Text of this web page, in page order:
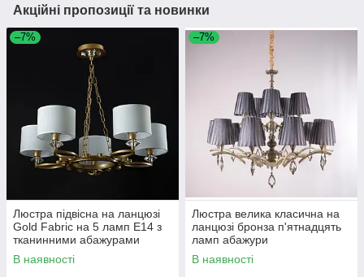
Акційні пропозиції та новинки
–7%
Люстра підвісна на ланцюзі
Gold Fabric на 5 ламп E14 з
тканинними абажурами
В наявності
–7%
Люстра велика класична на
ланцюзі бронза п'ятнадцять
ламп абажури
В наявності